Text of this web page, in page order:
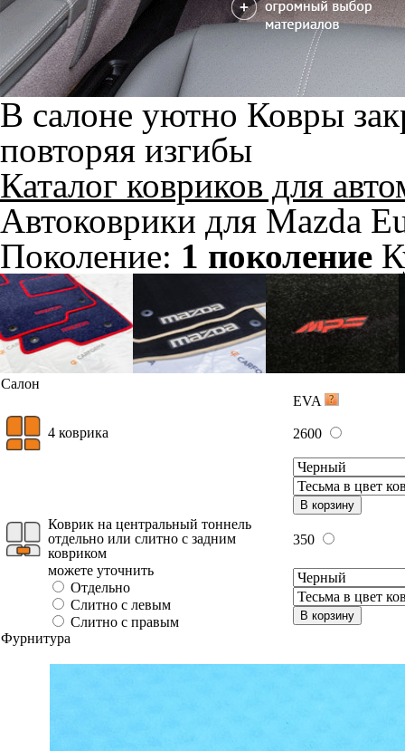
В салоне уютно Ковры
повторяя изгибы
Каталог ковриков для
Автоковрики для Mazda
Поколение: 1 поколение
Салон
EVA
4 коврика 2600
В корзину
Коврик на центральный тоннель
отдельно или слитно с задним
ковриком
350
можете уточнить
Отдельно
Слитно с левым
Слитно с правым
В корзину
Фурнитура